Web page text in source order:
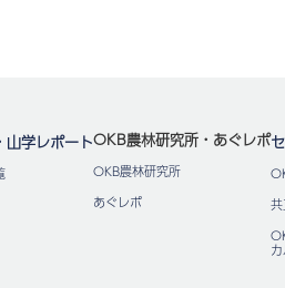
山学レポートOKB農林研究所・あぐレポ
OKB農林研究所
あぐレポ